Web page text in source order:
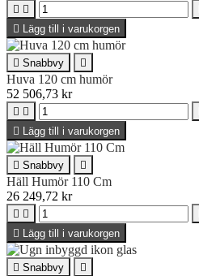
 
 Lägg till i varukorgen
 Snabbvy 
Huva 120 cm humör
52 506,73 kr
 
 Lägg till i varukorgen
 Snabbvy 
Häll Humör 110 Cm
26 249,72 kr
 
 Lägg till i varukorgen
 Snabbvy 